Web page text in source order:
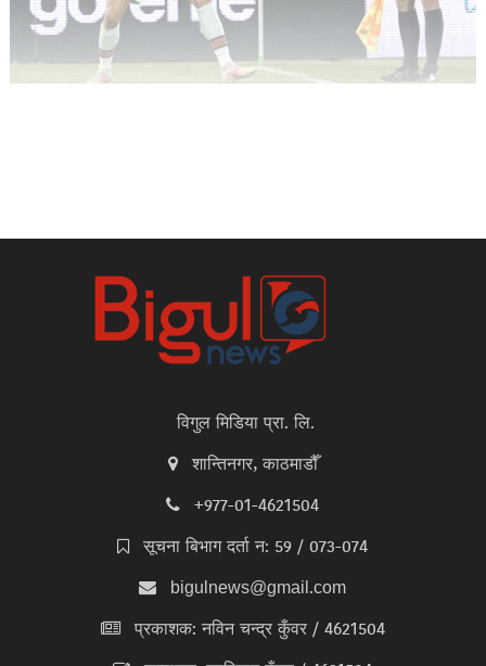
विगुल मिडिया प्रा. लि.
शान्तिनगर, काठमाडौँ
+977-01-4621504
सूचना बिभाग दर्ता न: 59 / 073-074
bigulnews@gmail.com
प्रकाशक: नविन चन्द्र कुँवर / 4621504